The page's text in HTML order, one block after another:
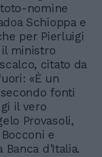
nomine
Schioppa e
per Pierluigi
il ministro
citato da
«È un
fonti
il vero
Provasoli,
e
d'Italia.